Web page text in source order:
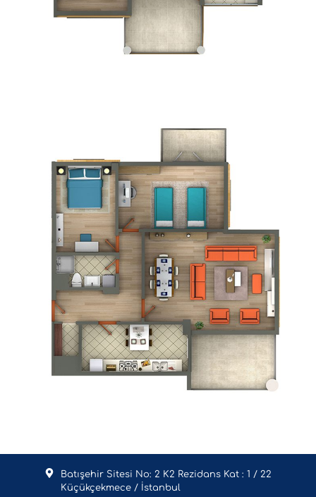
Batışehir Sitesi No: 2 K2 Rezidans Kat : 1 / 22
Küçükçekmece / İstanbul